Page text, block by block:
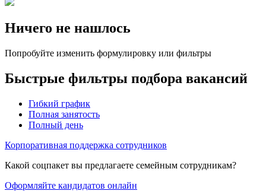
Ничего не нашлось
Попробуйте изменить формулировку или фильтры
Быстрые фильтры подбора вакансий
Гибкий график
Полная занятость
Полный день
Корпоративная поддержка сотрудников
Какой соцпакет вы предлагаете семейным сотрудникам?
Оформляйте кандидатов онлайн